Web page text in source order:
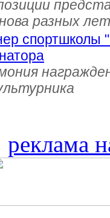
разных
спортшколы
реклама